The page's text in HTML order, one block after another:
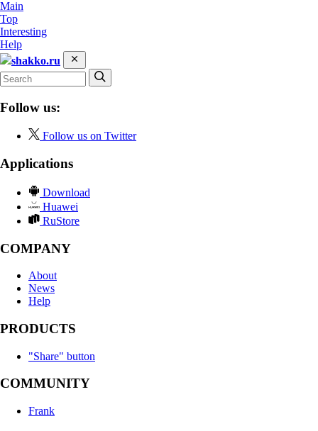
Main
Top
Interesting
Help
shakko.ru
Follow us:
Follow us on Twitter
Applications
Download
Huawei
RuStore
COMPANY
About
News
Help
PRODUCTS
"Share" button
COMMUNITY
Frank